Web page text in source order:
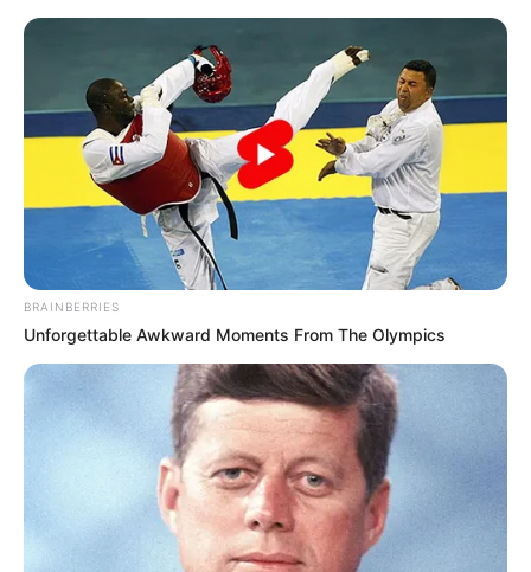
HOME
INSPIRASI
STYLE
FILM &
SERIES
NGAKAK
QUOTES
HYPE
MORE
BRAINBERRIES
Unforgettable Awkward Moments From The Olympics